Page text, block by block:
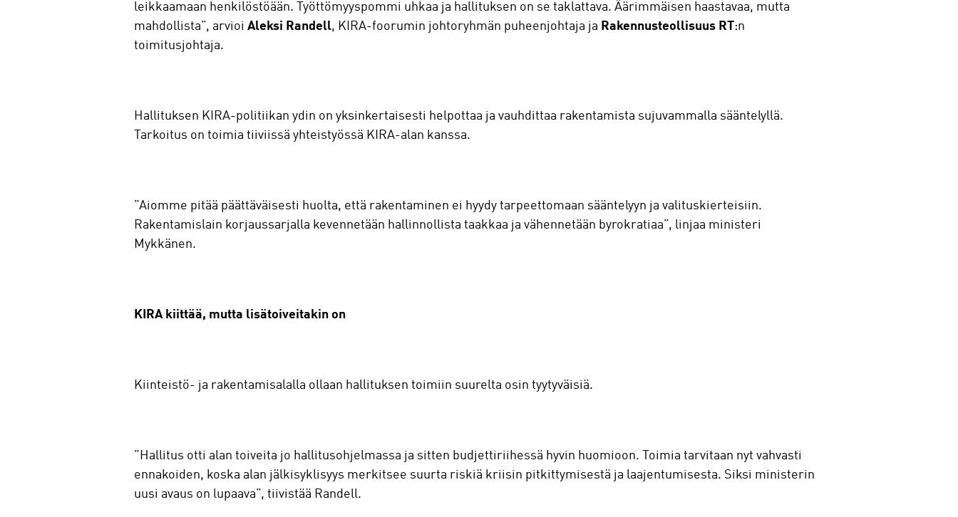
leikkaamaan henkilöstöään. Työttömyyspommi uhkaa ja hallituksen on se taklattava. Äärimmäisen haastavaa, mutta
mahdollista”, arvioi Aleksi Randell, KIRA-foorumin johtoryhmän puheenjohtaja ja Rakennusteollisuus RT:n
toimitusjohtaja.
Hallituksen KIRA-politiikan ydin on yksinkertaisesti helpottaa ja vauhdittaa rakentamista sujuvammalla sääntelyllä.
Tarkoitus on toimia tiiviissä yhteistyössä KIRA-alan kanssa.
”Aiomme pitää päättäväisesti huolta, että rakentaminen ei hyydy tarpeettomaan sääntelyyn ja valituskierteisiin.
Rakentamislain korjaussarjalla kevennetään hallinnollista taakkaa ja vähennetään byrokratiaa”, linjaa ministeri
Mykkänen.
KIRA kiittää, mutta lisätoiveitakin on
Kiinteistö- ja rakentamisalalla ollaan hallituksen toimiin suurelta osin tyytyväisiä.
”Hallitus otti alan toiveita jo hallitusohjelmassa ja sitten budjettiriihessä hyvin huomioon. Toimia tarvitaan nyt vahvasti
ennakoiden, koska alan jälkisyklisyys merkitsee suurta riskiä kriisin pitkittymisestä ja laajentumisesta. Siksi ministerin
uusi avaus on lupaava”, tiivistää Randell.